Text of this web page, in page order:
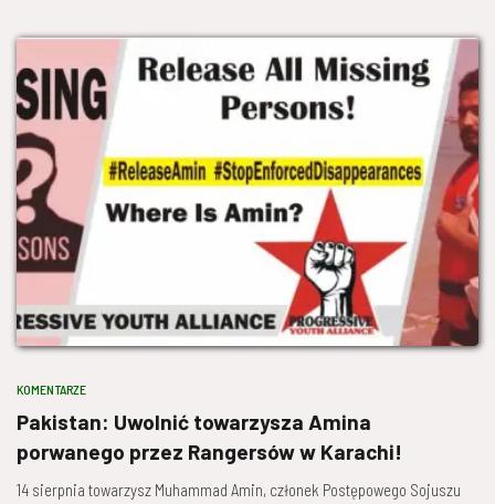
KOMENTARZE
Pakistan: Uwolnić towarzysza Amina
porwanego przez Rangersów w Karachi!
14 sierpnia towarzysz Muhammad Amin, członek Postępowego Sojuszu